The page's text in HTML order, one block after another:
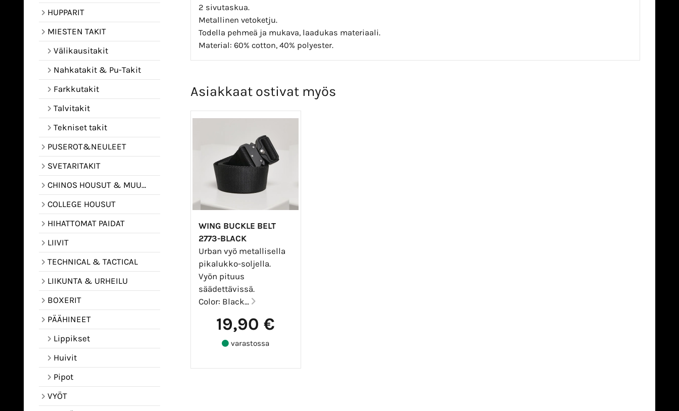
HUPPARIT
MIESTEN TAKIT
Välikausitakit
Nahkatakit & Pu-Takit
Farkkutakit
Talvitakit
Tekniset takit
PUSEROT&NEULEET
SVETARITAKIT
CHINOS HOUSUT & MUUT HOUSUT
COLLEGE HOUSUT
HIHATTOMAT PAIDAT
LIIVIT
TECHNICAL & TACTICAL
LIIKUNTA & URHEILU
BOXERIT
PÄÄHINEET
Lippikset
Huivit
Pipot
VYÖT
2 sivutaskua.
Metallinen vetoketju.
Todella pehmeä ja mukava, laadukas materiaali.
Material: 60% cotton, 40% polyester.
Asiakkaat ostivat myös
WING BUCKLE BELT
2773-BLACK
Urban vyö metallisella
pikalukko-soljella.
Vyön pituus
säädettävissä.
Color: Black...
19,90 €
varastossa